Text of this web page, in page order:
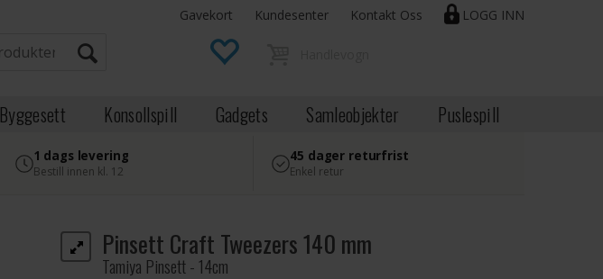
LOGG INN
Gavekort Kundesenter Kontakt Oss
Byggesett Konsollspill Gadgets Samleobjekter Puslespill
1 dags levering
Bestill innen kl. 12
45 dager returfrist
Enkel retur
Pinsett Craft Tweezers 140 mm
Tamiya Pinsett - 14cm